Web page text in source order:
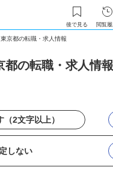
後で見る 閲覧
東京都の転職・求人情報
都の転職・求人情報
しない